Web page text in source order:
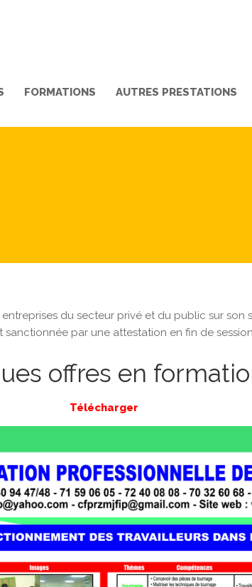
FORMATIONS AUTRES PRESTATIONS
du secteur privé et du public sur
par une attestation en fin de
offres en
Télécharger